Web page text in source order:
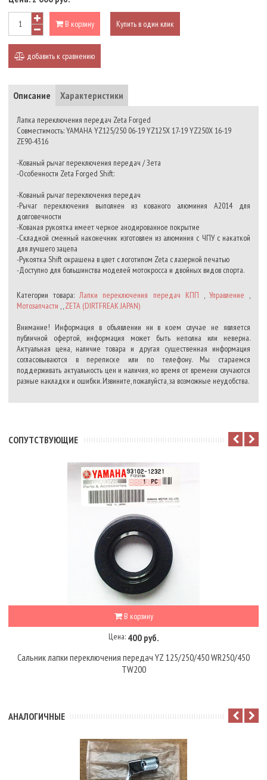
В корзину Купить в один клик
добавить к сравнению
Описание Характеристики
Лапка переключения передач Zeta Forged
Совместимость: YAMAHA YZ125/250 06-19 YZ125X 17-19 YZ250X 16-19
ZE90-4316
-Кованый рычаг переключения передач / Зета
-Особенности Zeta Forged Shift:
-Кованый рычаг переключения передач
-Рычаг переключения выполнен из кованого алюминия A2014 для
долговечности
-Кованая рукоятка имеет черное анодированное покрытие
-Складной сменный наконечник изготовлен из алюминия с ЧПУ с накаткой
для лучшего зацепа
-Рукоятка Shift окрашена в цвет с логотипом Zeta с лазерной печатью
-Доступно для большинства моделей мотокросса и двойных видов спорта.
Категории товара:Лапки переключения передач КПП , Управление ,
Мотозапчасти , ,ZETA (DIRTFREAK JAPAN)
Внимание! Информация в объявлении ни в коем случае не является
публичной офертой, информация может быть неполна или неверна.
Актуальная цена, наличие товара и другая существенная информация
согласовываются в переписке или по телефону. Мы стараемся
поддерживать актуальность цен и наличия, но время от времени случаются
разные накладки и ошибки. Извините, пожалуйста, за возможные неудобства.
CОПУТСТВУЮЩИЕ
В корзину
Цена: 400 руб.
Сальник лапки переключения передач YZ 125/250/450 WR250/450
TW200
АНАЛОГИЧНЫЕ